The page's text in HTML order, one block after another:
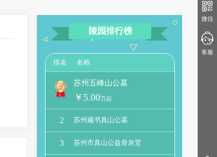
陵园排行榜
排名 名称
苏州五峰山公墓
￥5.00万起
2 苏州藏书真山公墓
3 苏州市真山公益骨灰堂
微信
客服